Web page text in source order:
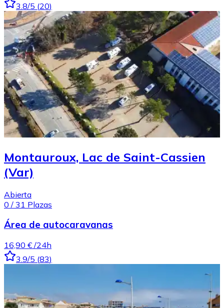
3.8/5 (20)
Montauroux, Lac de Saint-Cassien
(Var)
Abierta
0 / 31 Plazas
Área de autocaravanas
16,90 € /24h
3.9/5 (83)